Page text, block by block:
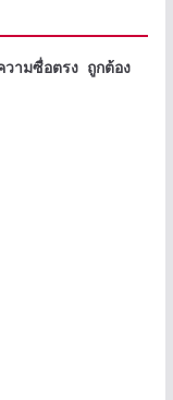
ามซื่อตรง ถูกต้อง